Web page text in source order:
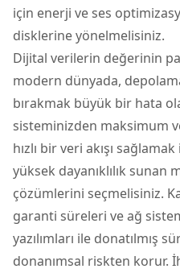
için enerji ve ses
disklerine yönelmelisiniz.
Dijital verilerin değerinin
modern dünyada,
bırakmak büyük bir hata
sisteminizden maksimum
hızlı bir veri akışı
yüksek dayanıklılık sunan
çözümlerini seçmelisiniz.
garanti süreleri ve ağ
yazılımları ile donatılmış
donanımsal riskten korur.